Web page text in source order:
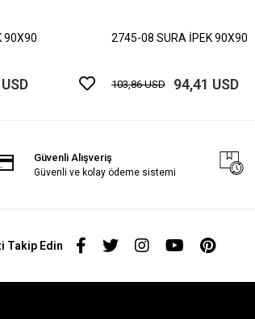
90X90 2745-08 SURA İPEK 90X90
103,86 USD 94,41 USD
Güvenli Alışveriş
Güvenli ve kolay ödeme sistemi
Takip Edin